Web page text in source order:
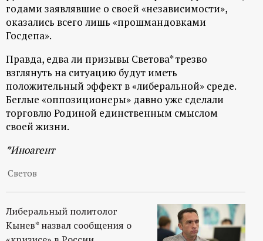
л
годами заявлявшие о своей «независимости»,
оказались всего лишь «прошмандовками
Госдепа».
Правда, едва ли призывы Светова* трезво
взглянуть на ситуацию будут иметь
положительный эффект в «либеральной» среде.
Беглые «оппозиционеры» давно уже сделали
торговлю Родиной единственным смыслом
своей жизни.
*Иноагент
Светов
Либеральный политолог
Кынев* назвал сообщения о